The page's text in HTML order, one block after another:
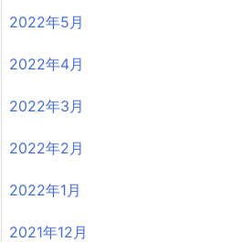
2022年5月
2022年4月
2022年3月
2022年2月
2022年1月
2021年12月